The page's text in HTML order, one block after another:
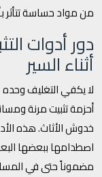
من مواد حساسة تتأثر
دور أدوات
أثناء السير
لا يكفي التغليف وحده
أحزمة تثبيت مرنة
خدوش الأثاث. هذه
اصطدامها ببعضها
مضموناً حتى في